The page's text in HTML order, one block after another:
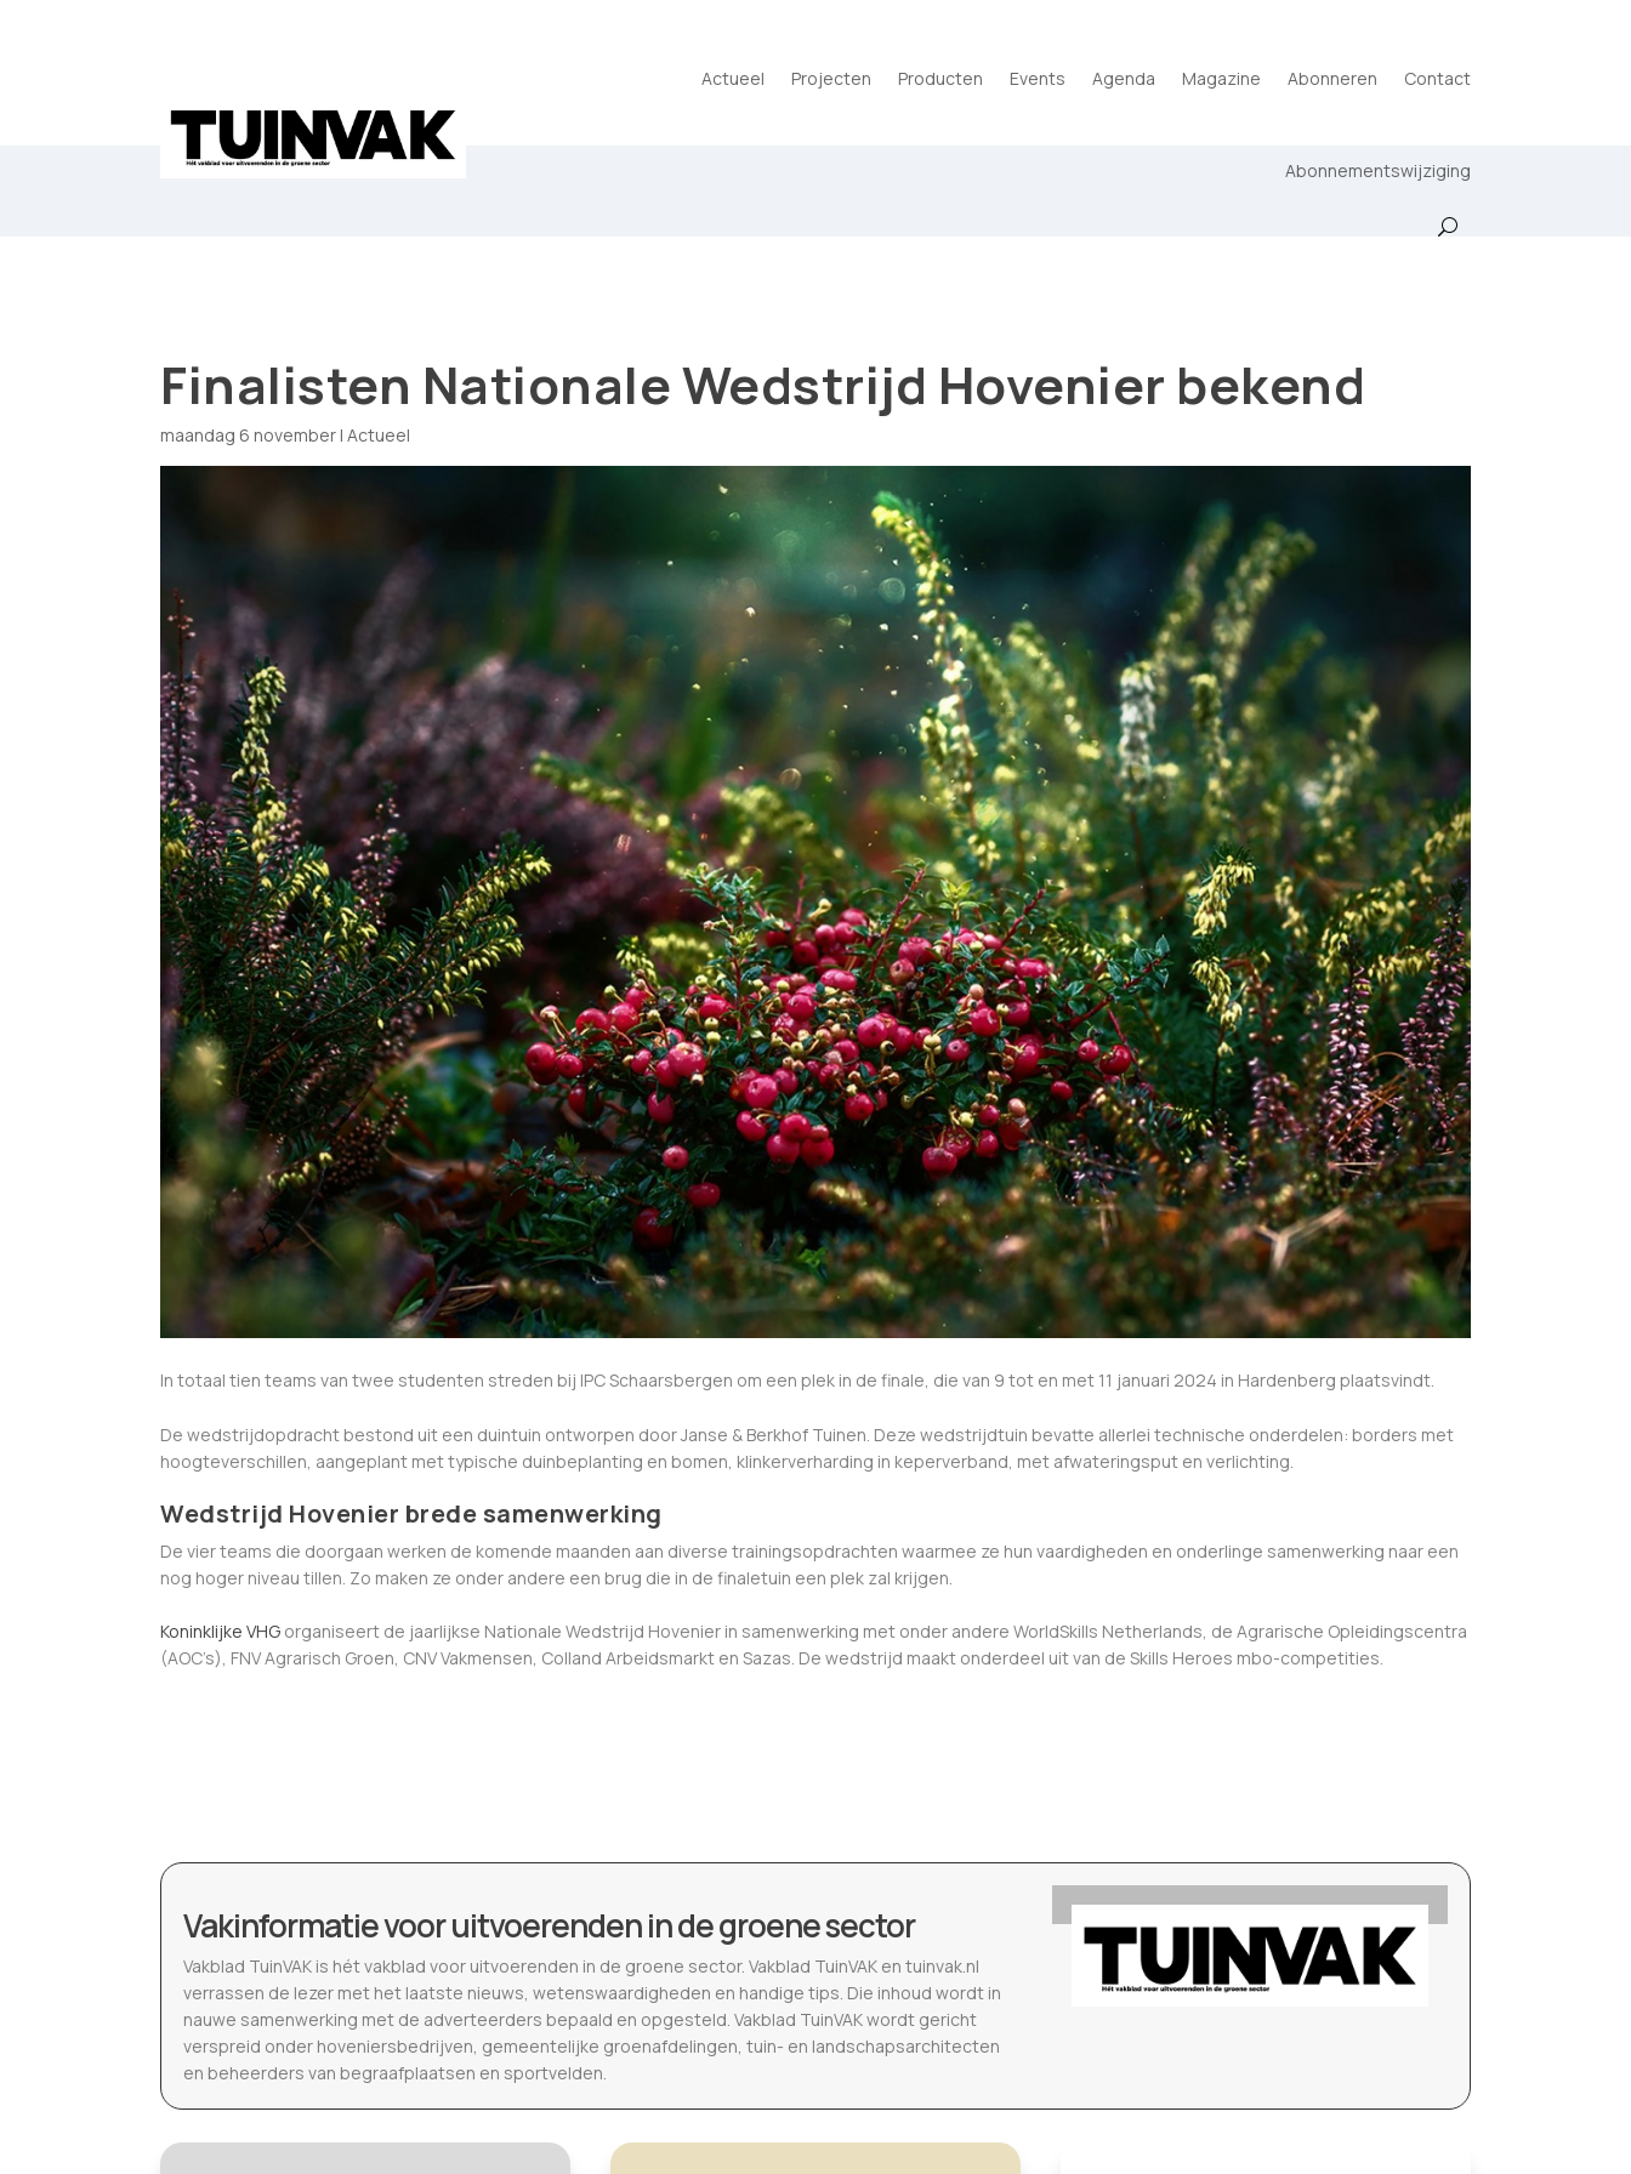
Actueel Projecten Producten Events Agenda Magazine Abonneren Contact
Abonnementswijziging
Finalisten Nationale Wedstrijd Hovenier bekend
maandag 6 november | Actueel
In totaal tien teams van twee studenten streden bij IPC Schaarsbergen om een plek in de finale, die van 9 tot en met 11 januari 2024 in Hardenberg plaatsvindt.
De wedstrijdopdracht bestond uit een duintuin ontworpen door Janse & Berkhof Tuinen. Deze wedstrijdtuin bevatte allerlei technische onderdelen: borders met
hoogteverschillen, aangeplant met typische duinbeplanting en bomen, klinkerverharding in keperverband, met afwateringsput en verlichting.
Wedstrijd Hovenier brede samenwerking
De vier teams die doorgaan werken de komende maanden aan diverse trainingsopdrachten waarmee ze hun vaardigheden en onderlinge samenwerking naar een
nog hoger niveau tillen. Zo maken ze onder andere een brug die in de finaletuin een plek zal krijgen.
Koninklijke VHG organiseert de jaarlijkse Nationale Wedstrijd Hovenier in samenwerking met onder andere WorldSkills Netherlands, de Agrarische Opleidingscentra
(AOC’s), FNV Agrarisch Groen, CNV Vakmensen, Colland Arbeidsmarkt en Sazas. De wedstrijd maakt onderdeel uit van de Skills Heroes mbo-competities.
Vakinformatie voor uitvoerenden in de groene sector
Vakblad TuinVAK is hét vakblad voor uitvoerenden in de groene sector. Vakblad TuinVAK en tuinvak.nl
verrassen de lezer met het laatste nieuws, wetenswaardigheden en handige tips. Die inhoud wordt in
nauwe samenwerking met de adverteerders bepaald en opgesteld. Vakblad TuinVAK wordt gericht
verspreid onder hoveniersbedrijven, gemeentelijke groenafdelingen, tuin- en landschapsarchitecten
en beheerders van begraafplaatsen en sportvelden.